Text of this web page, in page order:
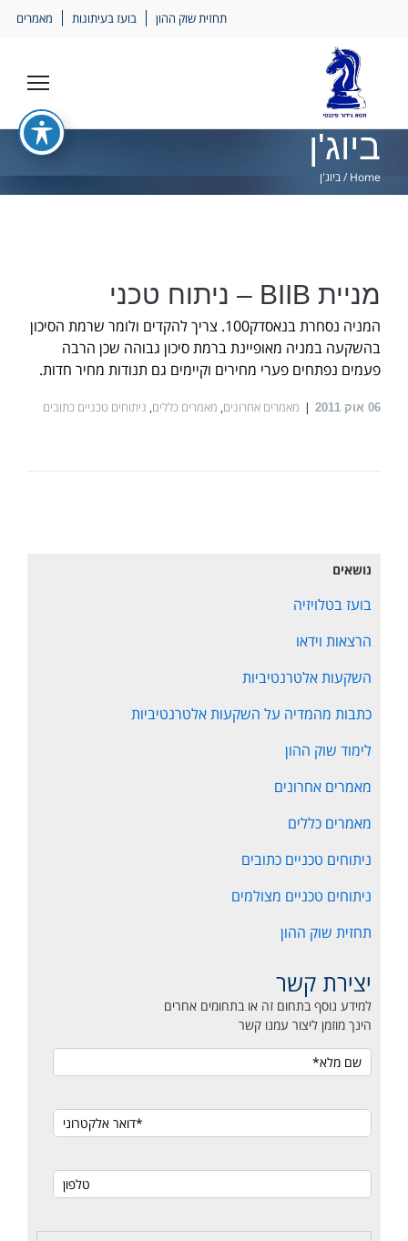
תחזית שוק ההון בועז בעיתונות מאמרים
ביוג'ן
Home
/ביוג'ן
מניית BIIB – ניתוח טכני
המניה נסחרת בנאסדק100. צריך להקדים ולומר שרמת הסיכון
בהשקעה במניה מאופיינת ברמת סיכון גבוהה שכן הרבה
פעמים נפתחים פערי מחירים וקיימים גם תנודות מחיר חדות.
06 אוק 2011 מאמרים אחרונים, מאמרים כללים, ניתוחים טכניים כתובים
נושאים
בועז בטלויזיה
הרצאות וידאו
השקעות אלטרנטיביות
כתבות מהמדיה על השקעות אלטרנטיביות
לימוד שוק ההון
מאמרים אחרונים
מאמרים כללים
ניתוחים טכניים כתובים
ניתוחים טכניים מצולמים
תחזית שוק ההון
יצירת קשר
למידע נוסף בתחום זה או בתחומים אחרים
הינך מוזמן ליצור עמנו קשר